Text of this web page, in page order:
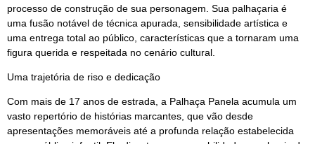
processo de construção de sua personagem. Sua palhaçaria é
uma fusão notável de técnica apurada, sensibilidade artística e
uma entrega total ao público, características que a tornaram uma
figura querida e respeitada no cenário cultural.
Uma trajetória de riso e dedicação
Com mais de 17 anos de estrada, a Palhaça Panela acumula um
vasto repertório de histórias marcantes, que vão desde
apresentações memoráveis até a profunda relação estabelecida